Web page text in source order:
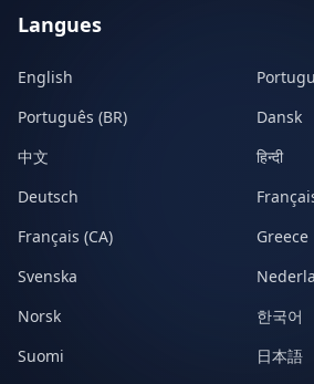
Langues
English
Português (BR)
Dansk
中文
हिन्दी
Deutsch
Français (CA)
Greece
Svenska
Norsk
한국어
Suomi
日本語